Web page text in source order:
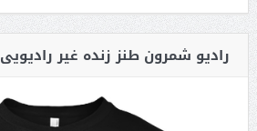
رادیو شمرون طنز زنده غیر رادیویی